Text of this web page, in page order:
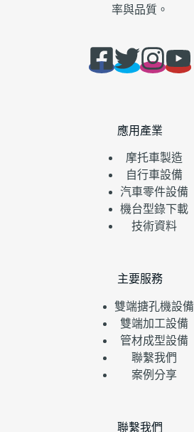
率與品質。
應用產業
摩托車製造
自行車設備
汽車零件設備
機台型錄下載
技術資料
主要服務
雙端搪孔機設備
雙端加工設備
管材成型設備
聯繫我們
案例分享
聯繫我們